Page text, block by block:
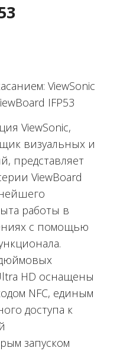
ViewSonic
IFP53
ViewSonic,
визуальных и
представляет
ViewBoard
работы в
с помощью
HD оснащены
NFC, единым
доступа к
запуском